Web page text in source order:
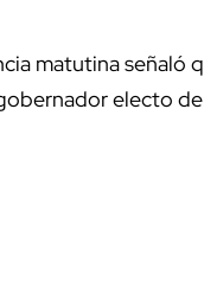
matutina señaló
electo